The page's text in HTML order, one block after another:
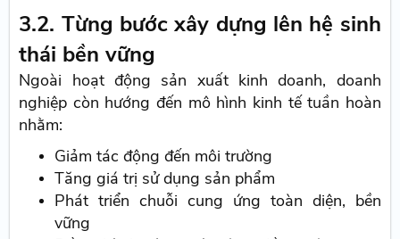
3.2. Từng bước xây dựng lên hệ sinh
thái bền vững
Ngoài hoạt động sản xuất kinh doanh, doanh
nghiệp còn hướng đến mô hình kinh tế tuần hoàn
nhằm:
Giảm tác động đến môi trường
Tăng giá trị sử dụng sản phẩm
Phát triển chuỗi cung ứng toàn diện, bền
vững